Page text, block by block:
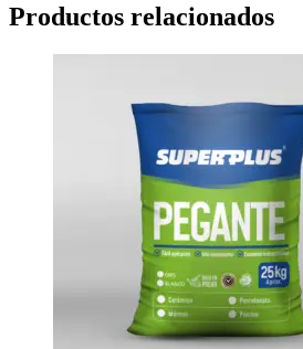
Productos relacionados